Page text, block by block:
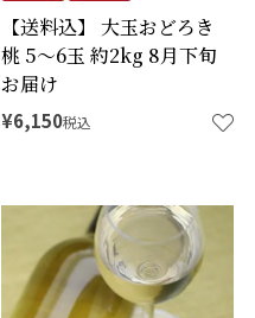
【送料込】 大玉おどろき
桃 5～6玉 約2kg 8月下旬
お届け
¥6,150税込